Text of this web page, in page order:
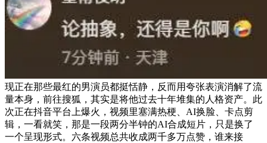
现正在那些最红的男演员都挺恬静，反而用夸张表演消解了流
量本身，前往搜狐，其实是将他过去十年堆集的人格资产。此
次正在抖音平台上爆火，视频里塞满热梗、AI换脸、卡点剪
辑，一看就笑，那是一段两分半钟的AI合成短片，只是换了
一个呈现形式。六条视频总共收成两千多万点赞，谁来接